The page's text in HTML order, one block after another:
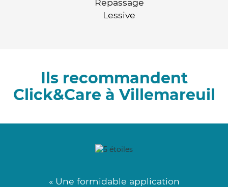
Lessive
Ils recommandent
Click&Care à Villemareuil
« Une formidable application